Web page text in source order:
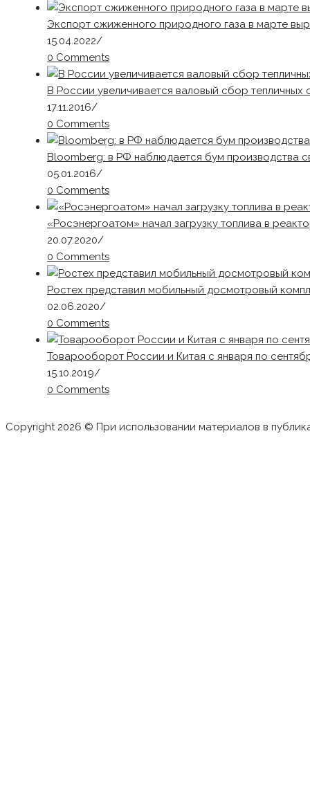
Экспорт сжиженного природного газа в марте
15.04.2022/
0 Comments
В России увеличивается валовый сбор тепличных
17.11.2016/
0 Comments
Bloomberg: в РФ наблюдается бум производства
05.01.2016/
0 Comments
«Росэнергоатом» начал загрузку топлива в
20.07.2020/
0 Comments
Ростех представил мобильный досмотровый
02.06.2020/
0 Comments
Товарооборот России и Китая с января по
15.10.2019/
0 Comments
Copyright 2026 © При использовании материалов в